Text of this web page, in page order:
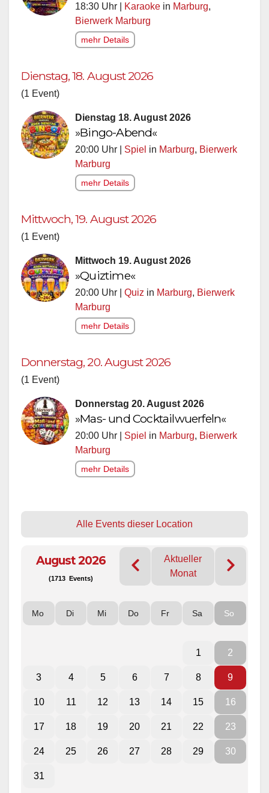
18:30 Uhr | Karaoke in Marburg,
Bierwerk Marburg
mehr Details
Dienstag, 18. August 2026
(1 Event)
Dienstag 18. August 2026
»Bingo-Abend«
20:00 Uhr | Spiel in Marburg, Bierwerk
Marburg
mehr Details
Mittwoch, 19. August 2026
(1 Event)
Mittwoch 19. August 2026
»Quiztime«
20:00 Uhr | Quiz in Marburg, Bierwerk
Marburg
mehr Details
Donnerstag, 20. August 2026
(1 Event)
Donnerstag 20. August 2026
»Mas- und Cocktailwuerfeln«
20:00 Uhr | Spiel in Marburg, Bierwerk
Marburg
mehr Details
Alle Events dieser Location
August 2026
(1713 Events)
Aktueller
Monat
Mo Di Mi Do Fr Sa So
1 2
3 4 5 6 7 8 9
10 11 12 13 14 15 16
17 18 19 20 21 22 23
24 25 26 27 28 29 30
31